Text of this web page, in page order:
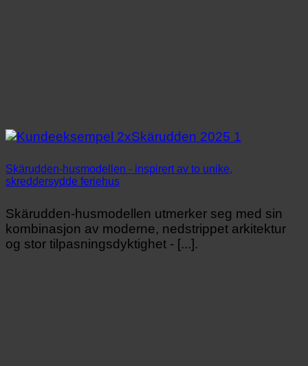
Skärudden-husmodellen - inspirert av to unike,
skreddersydde feriehus
Skärudden-husmodellen utmerker seg med sin
kombinasjon av moderne, nedstrippet arkitektur
og stor tilpasningsdyktighet - [...].